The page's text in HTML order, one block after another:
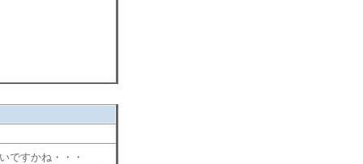
ですかね・・・